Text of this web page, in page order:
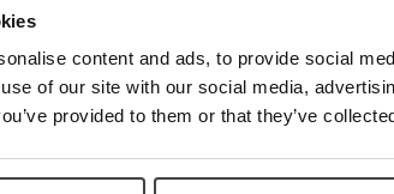
content and ads, to provide social
of our site with our social media,
provided to them or that they’ve